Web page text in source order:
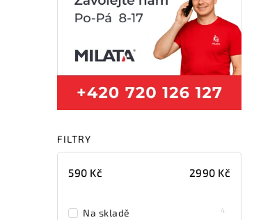
FILTRY
590 Kč 2990 Kč
Na skladě 4